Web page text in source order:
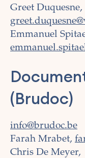
Greet Duquesne,
Emmanuel
(Brudoc)
info@brudoc.be
Farah Mrabet,
Chris De Meyer,